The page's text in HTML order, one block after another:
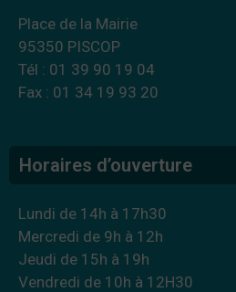
Place de la Mairie
95350 PISCOP
Tél : 01 39 90 19 04
Fax : 01 34 19 93 20
Horaires d’ouverture
Lundi de 14h à 17h30
Mercredi de 9h à 12h
Jeudi de 15h à 19h
Vendredi de 10h à 12H30